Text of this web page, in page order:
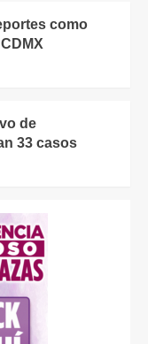
como
de
33 casos